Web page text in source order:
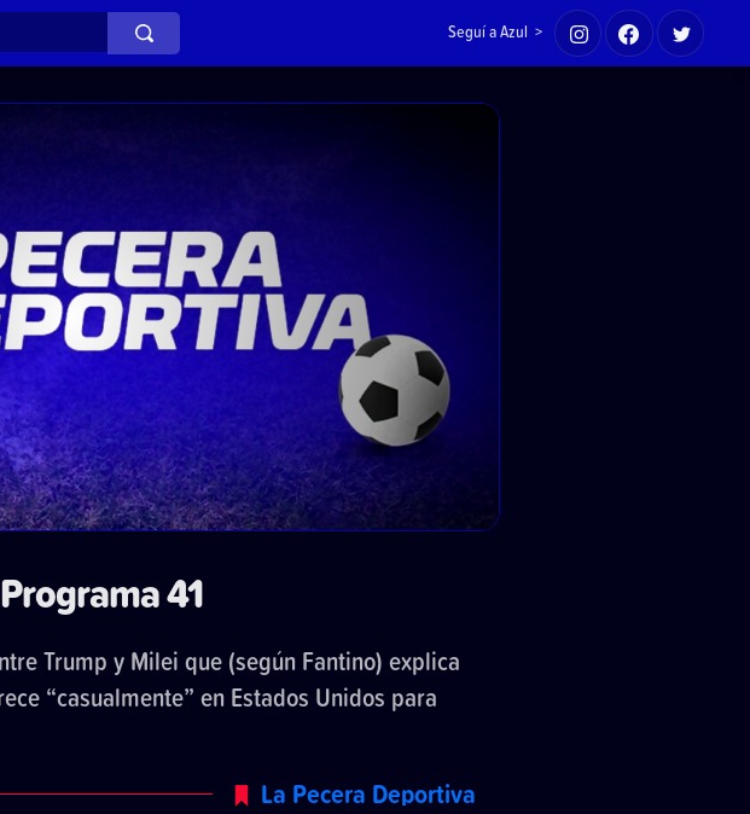
Seguí a Azul >
41
Trump y Milei que (según Fantino) explica
“casualmente” en Estados Unidos para
La Pecera Deportiva